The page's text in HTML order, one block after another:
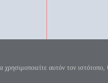
χρησιμοποιείτε αυτόν τον ιστότοπο,